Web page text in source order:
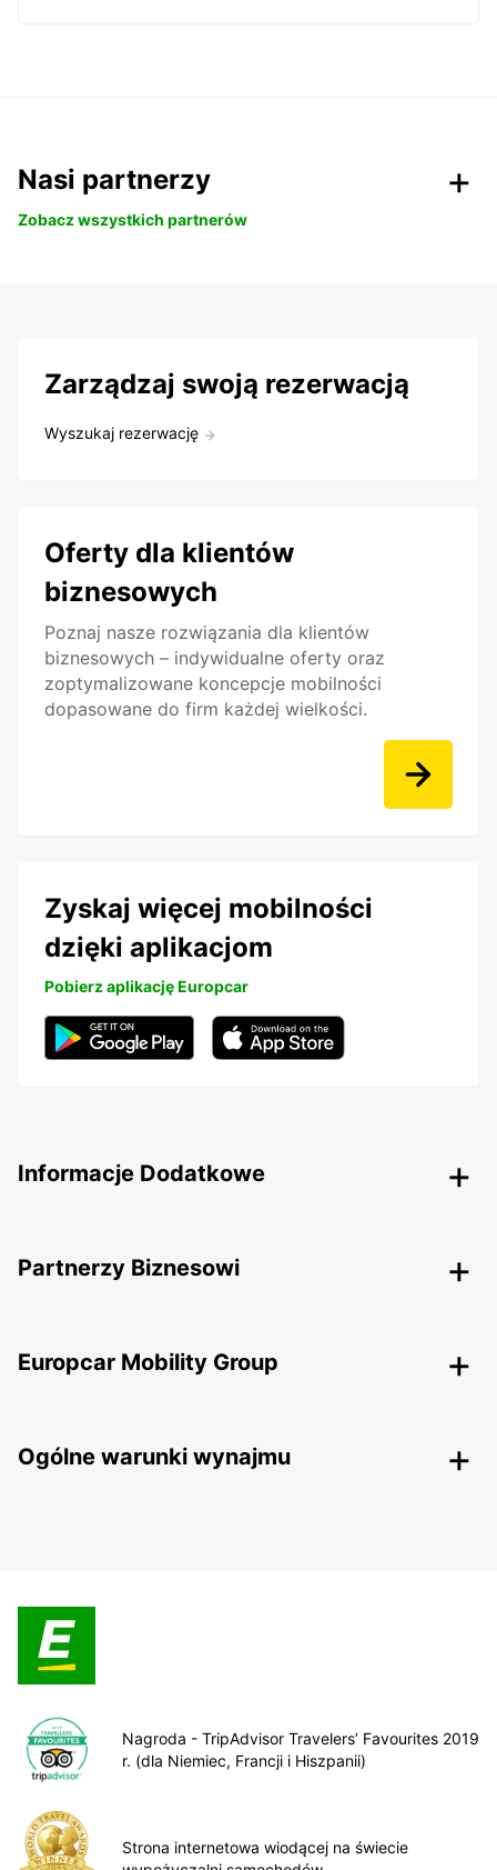
Nasi partnerzy
Zobacz wszystkich partnerów
Zarządzaj swoją rezerwacją
Wyszukaj rezerwację
Oferty dla klientów
biznesowych
Poznaj nasze rozwiązania dla klientów
biznesowych – indywidualne oferty oraz
zoptymalizowane koncepcje mobilności
dopasowane do firm każdej wielkości.
Zyskaj więcej mobilności
dzięki aplikacjom
Pobierz aplikację Europcar
Informacje Dodatkowe
Partnerzy Biznesowi
Europcar Mobility Group
Ogólne warunki wynajmu
Nagroda - TripAdvisor Travelers’ Favourites 2019
r. (dla Niemiec, Francji i Hiszpanii)
Strona internetowa wiodącej na świecie